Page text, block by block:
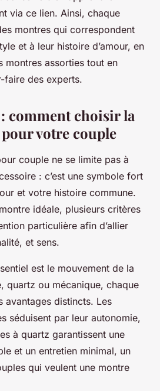
via ce lien. Ainsi, chaque
montres qui correspondent
et à leur histoire d’amour, en
montres assorties tout en
faire des experts.
: comment choisir la
votre couple
couple ne se limite pas à
: c’est une symbole fort
et votre histoire commune.
idéale, plusieurs critères
particulière afin d’allier
et sens.
est le mouvement de la
quartz ou mécanique, chaque
avantages distincts. Les
séduisent par leur autonomie,
à quartz garantissent une
et un entretien minimal, un
qui veulent une montre